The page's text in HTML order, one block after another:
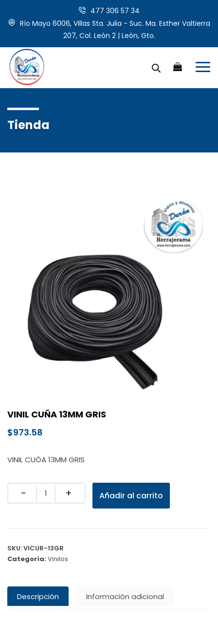
477 306 57 34
Río Mayo 6006, Villas Sta. Julia - Suc. Ma. Esther Valtierra
207, Col. León 2 | León, Gto.
Tienda
VINIL CUÑA 13MM GRIS
$973.58
VINIL CUÓA 13MM GRIS
Quantity Añadir al carrito
SKU:VICUR-13GR
Categoría:Vinilos
Descripción Información adicional